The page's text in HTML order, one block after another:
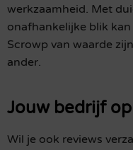
werkzaamheid. Met
onafhankelijke blik
Scrowp van waarde
ander.
Jouw bedrijf
Wil je ook reviews